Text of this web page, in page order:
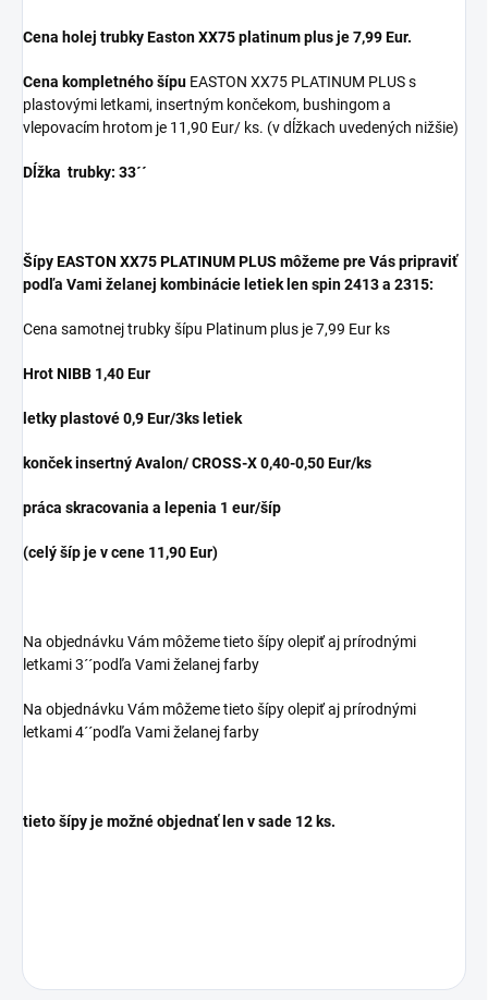
Cena holej trubky EastonXX75 platinum plus je 7,99 Eur.
Cena kompletného šípu EASTON XX75 PLATINUM PLUS s
plastovými letkami, insertným končekom, bushingom a
vlepovacím hrotom je 11,90 Eur/ ks. (v dĺžkach uvedených nižšie)
Dĺžka trubky: 33´´
ŠípyEASTON XX75 PLATINUM PLUS môžeme pre Vás pripraviť
podľa Vami želanej kombinácie letiek len spin 2413 a 2315:
Cena samotnej trubky šípu Platinum plus je 7,99 Eur ks
Hrot NIBB 1,40 Eur
letky plastové 0,9 Eur/3ks letiek
konček insertný Avalon/ CROSS-X 0,40-0,50 Eur/ks
práca skracovania a lepenia 1 eur/šíp
(celý šíp je v cene 11,90 Eur)
Na objednávku Vám môžeme tieto šípy olepiť aj prírodnými
letkami 3´´podľa Vami želanej farby
Na objednávku Vám môžeme tieto šípy olepiť aj prírodnými
letkami 4´´podľa Vami želanej farby
tieto šípy je možné objednať len v sade 12 ks.